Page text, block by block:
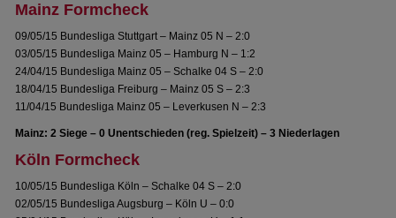
Mainz Formcheck
09/05/15 Bundesliga Stuttgart – Mainz 05 N – 2:0
03/05/15 Bundesliga Mainz 05 – Hamburg N – 1:2
24/04/15 Bundesliga Mainz 05 – Schalke 04 S – 2:0
18/04/15 Bundesliga Freiburg – Mainz 05 S – 2:3
11/04/15 Bundesliga Mainz 05 – Leverkusen N – 2:3
Mainz: 2 Siege – 0 Unentschieden (reg. Spielzeit) – 3 Niederlagen
Köln Formcheck
10/05/15 Bundesliga Köln – Schalke 04 S – 2:0
02/05/15 Bundesliga Augsburg – Köln U – 0:0